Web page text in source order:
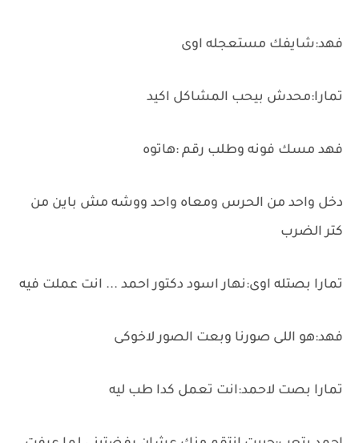
فهد:شايفك مستعجله اوى
تمارا:محدش بيحب المشاكل اكيد
فهد مسك فونه وطلب رقم :هاتوه
دخل واحد من الحرس ومعاه واحد ووشه مش باين من
كتر الضرب
تمارا بصتله اوى:نهار اسود دكتور احمد ... انت عملت فيه
فهد:هو اللى صورنا وبعت الصور لاخوكى
تمارا بصت لاحمد:انت تعمل كدا طب ليه